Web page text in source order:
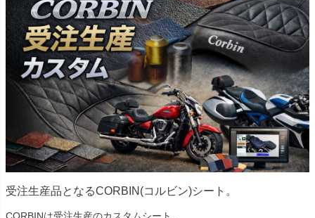
受注生産品となるCORBIN(コルビン)シート。